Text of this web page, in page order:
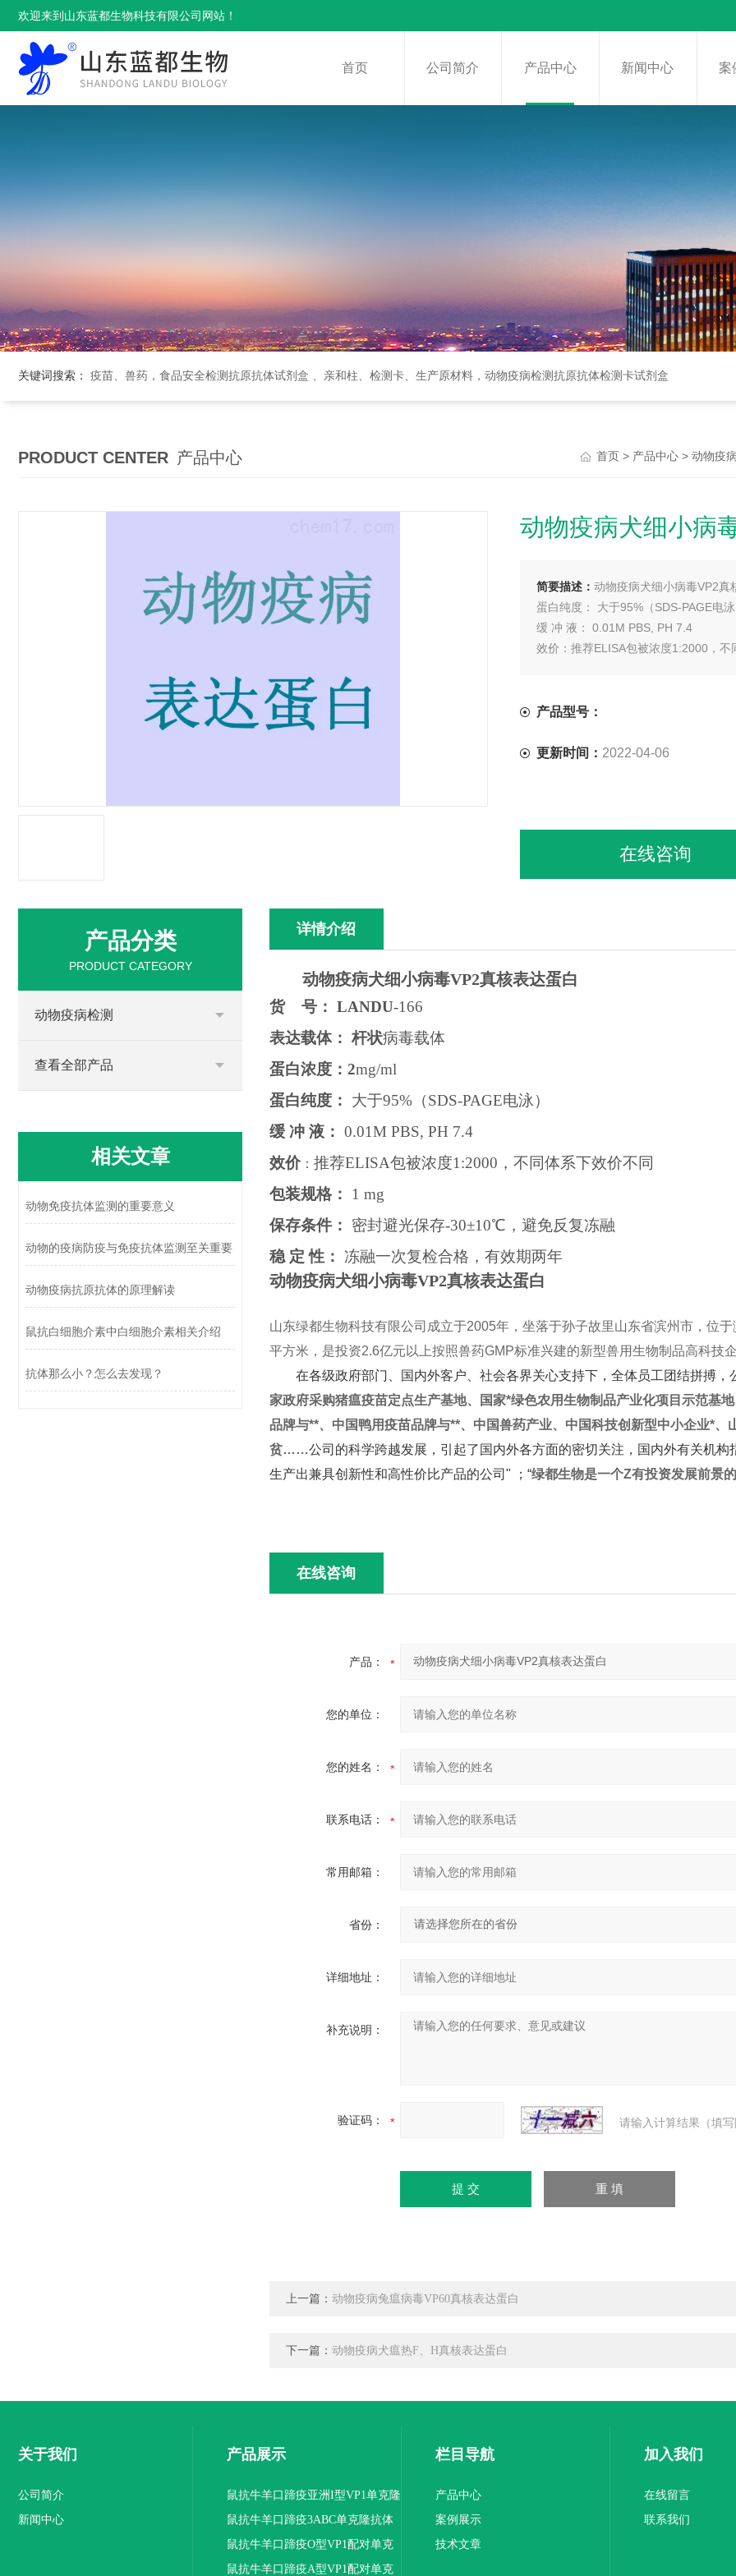
欢迎来到山东蓝都生物科技有限公司网站！
首页 公司简介 产品中心 新闻中心 案
关键词搜索： 疫苗、兽药，食品安全检测抗原抗体试剂盒 、亲和柱、检测卡、生产原材料，动物疫病检测抗原抗体检测卡试剂盒
PRODUCT CENTER 产品中心 首页 > 产品中心 > 动物疫
动物疫病犬细小病
简要描述： 动物疫病犬细小病毒VP2真
蛋白纯度： 大于95%（SDS-PAGE电泳
缓 冲 液： 0.01M PBS, PH 7.4
效价：推荐ELISA包被浓度1:2000，不
产品型号：
更新时间： 2022-04-06
在线咨询
详情介绍
动物疫病犬细小病毒VP2真核表达蛋白
货 号： LANDU-166
表达载体： 杆状病毒载体
蛋白浓度： 2mg/ml
蛋白纯度： 大于95%（SDS-PAGE电泳）
缓 冲 液： 0.01M PBS, PH 7.4
效价： 推荐ELISA包被浓度1:2000 ，不同体系下效价不同
包装规格： 1 mg
保存条件： 密封避光保存-30±10℃，避免反复冻融
稳 定 性： 冻融一次复检合格，有效期两年
动物疫病犬细小病毒VP2真核表达蛋白
山东绿都生物科技有限公司成立于2005年，坐落于孙子故里山东省滨州市，位
平方米，是投资2.6亿元以上按照兽药GMP标准兴建的新型兽用生物制品高科技企
在各级政府部门、国内外客户、社会各界关心支持下，全体员工团结拼搏，
家政府采购猪瘟疫苗定点生产基地、国家*绿色农用生物制品产业化项目示范基
品牌与**、中国鸭用疫苗品牌与**、中国兽药产业、中国科技创新型中小企业*
贫……公司的科学跨越发展，引起了国内外各方面的密切关注，国内外有关机
生产出兼具创新性和高性价比产品的公司" ；“绿都生物是一个Z有投资发展前景
在线咨询
产品：
您的单位：
您的姓名：
联系电话：
常用邮箱：
省份：
详细地址：
补充说明：
验证码： 请输入计算结果（填
上一篇： 动物疫病兔瘟病毒VP60真核表达蛋白
下一篇： 动物疫病犬瘟热F、H真核表达蛋白
产品分类
PRODUCT CATEGORY
动物疫病检测
查看全部产品
相关文章
动物免疫抗体监测的重要意义
动物的疫病防疫与免疫抗体监测至关重要
动物疫病抗原抗体的原理解读
鼠抗白细胞介素中白细胞介素相关介绍
抗体那么小？怎么去发现？
关于我们
公司简介
新闻中心
产品展示
鼠抗牛羊口蹄疫亚洲I型VP1单克隆
抗体
鼠抗牛羊口蹄疫3ABC单克隆抗体
鼠抗牛羊口蹄疫O型VP1配对单克
隆抗体
鼠抗牛羊口蹄疫A型VP1配对单克
栏目导航
产品中心
案例展示
技术文章
加入我们
在线留言
联系我们